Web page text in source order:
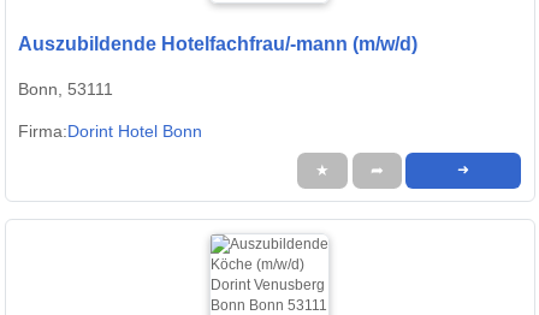
Auszubildende Hotelfachfrau/-mann (m/w/d)
Bonn, 53111
Firma:Dorint Hotel Bonn
★ ➦ ➜